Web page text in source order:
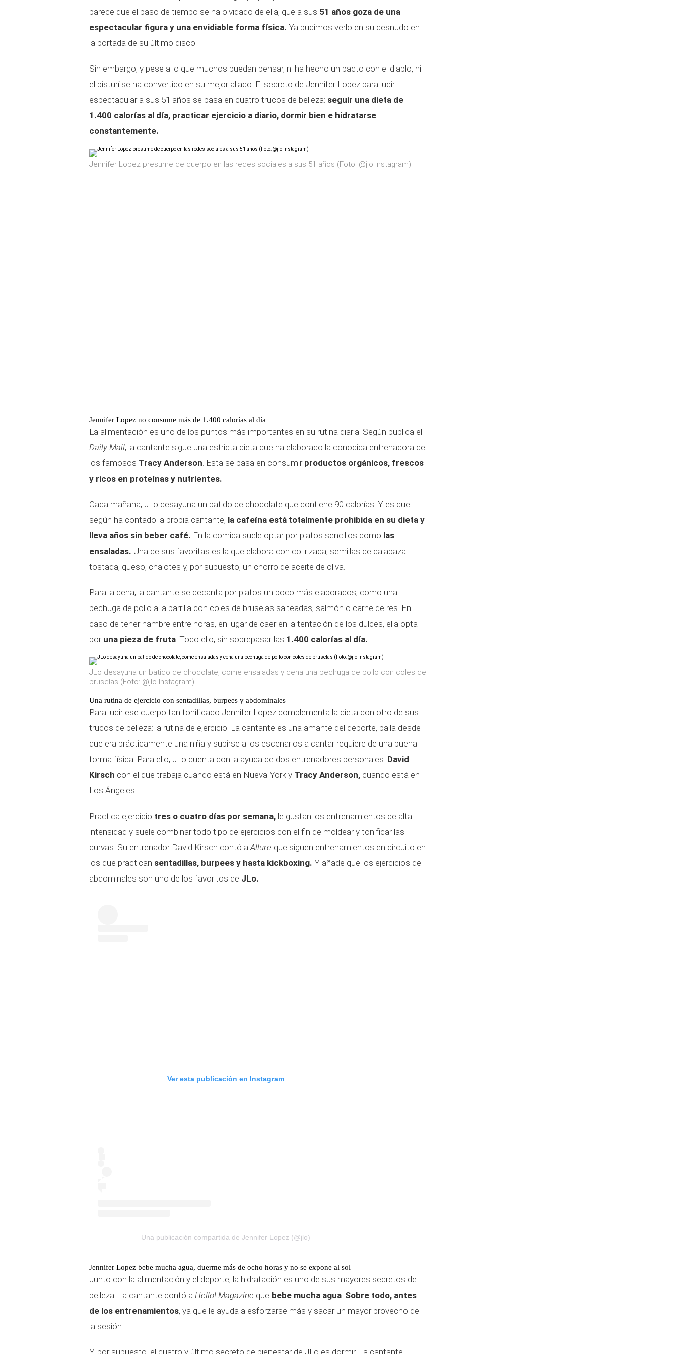
parece que el paso de tiempo se ha olvidado de ella, que a sus 51 años goza de una
espectacular figura y una envidiable forma física. Ya pudimos verlo en su desnudo en
la portada de su último disco
Sin embargo, y pese a lo que muchos puedan pensar, ni ha hecho un pacto con el diablo, ni
el bisturí se ha convertido en su mejor aliado. El secreto de Jennifer Lopez para lucir
espectacular a sus 51 años se basa en cuatro trucos de belleza: seguir una dieta de
1.400 calorías al día, practicar ejercicio a diario, dormir bien e hidratarse
constantemente.
Jennifer Lopez presume de cuerpo en las redes sociales a sus 51 años (Foto: @jlo Instagram)
Jennifer Lopez no consume más de 1.400 calorías al día
La alimentación es uno de los puntos más importantes en su rutina diaria. Según publica el
Daily Mail, la cantante sigue una estricta dieta que ha elaborado la conocida entrenadora de
los famosos Tracy Anderson. Esta se basa en consumir productos orgánicos, frescos
y ricos en proteínas y nutrientes.
Cada mañana, JLo desayuna un batido de chocolate que contiene 90 calorías. Y es que
según ha contado la propia cantante, la cafeína está totalmente prohibida en su dieta y
lleva años sin beber café. En la comida suele optar por platos sencillos como las
ensaladas. Una de sus favoritas es la que elabora con col rizada, semillas de calabaza
tostada, queso, chalotes y, por supuesto, un chorro de aceite de oliva.
Para la cena, la cantante se decanta por platos un poco más elaborados, como una
pechuga de pollo a la parrilla con coles de bruselas salteadas, salmón o carne de res. En
caso de tener hambre entre horas, en lugar de caer en la tentación de los dulces, ella opta
por una pieza de fruta. Todo ello, sin sobrepasar las 1.400 calorías al día.
JLo desayuna un batido de chocolate, come ensaladas y cena una pechuga de pollo con coles de
bruselas (Foto: @jlo Instagram)
Una rutina de ejercicio con sentadillas, burpees y abdominales
Para lucir ese cuerpo tan tonificado Jennifer Lopez complementa la dieta con otro de sus
trucos de belleza: la rutina de ejercicio. La cantante es una amante del deporte, baila desde
que era prácticamente una niña y subirse a los escenarios a cantar requiere de una buena
forma física. Para ello, JLo cuenta con la ayuda de dos entrenadores personales: David
Kirsch con el que trabaja cuando está en Nueva York y Tracy Anderson, cuando está en
Los Ángeles.
Practica ejercicio tres o cuatro días por semana, le gustan los entrenamientos de alta
intensidad y suele combinar todo tipo de ejercicios con el fin de moldear y tonificar las
curvas. Su entrenador David Kirsch contó aAllure que siguen entrenamientos en circuito en
los que practican sentadillas, burpees y hasta kickboxing. Y añade que los ejercicios de
abdominales son uno de los favoritos de JLo.
Ver esta publicación en Instagram
Una publicación compartida de Jennifer Lopez (@jlo)
Jennifer Lopez bebe mucha agua, duerme más de ocho horas y no se expone al sol
Junto con la alimentación y el deporte, la hidratación es uno de sus mayores secretos de
belleza. La cantante contó a Hello! Magazine que bebe mucha agua Sobre todo, antes
de los entrenamientos, ya que le ayuda a esforzarse más y sacar un mayor provecho de
la sesión.
Y, por supuesto, el cuatro y último secreto de bienestar de JLo es dormir. La cantante